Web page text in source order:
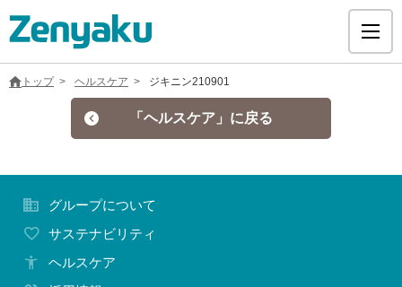
ヘルスケア
トップ ヘルスケア ジキニン210901
「ヘルスケア」に戻る
グループについて
サステナビリティ
ヘルスケア